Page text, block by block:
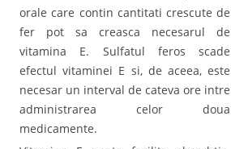
orale care contin cantitati crescute de
fer pot sa creasca necesarul de
vitamina E. Sulfatul feros scade
efectul vitaminei E si, de aceea, este
necesar un interval de cateva ore intre
administrarea celor doua
medicamente.